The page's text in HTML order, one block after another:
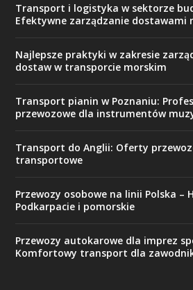
Transport i logistyka w sektorze
Efektywne zarządzanie dostawami
Najlepsze praktyki w zakresie
dostaw w transporcie morskim
Transport pianin w Poznaniu:
przewozowe dla instrumentów
Transport do Anglii: Oferty
transportowe
Przewozy osobowe na linii Polska –
Podkarpacie i pomorskie
Przewozy autokarowe dla imprez
Komfortowy transport dla